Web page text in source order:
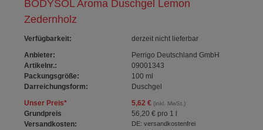
BODYSOL Aroma Duschgel Lemon
Zedernholz
Verfügbarkeit:
derzeit nicht lieferbar
Anbieter:
Perrigo Deutschland GmbH
Artikelnr.:
09001343
Packungsgröße:
100 ml
Darreichungsform:
Duschgel
Unser Preis* 5,62 €(inkl. MwSt.)
Grundpreis 56,20 €pro 1 l
Versandkosten:
DE: versandkostenfrei